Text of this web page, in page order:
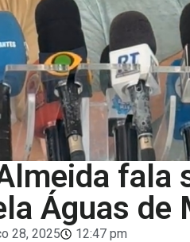
fala
Águas de
28, 2025
12:47 pm